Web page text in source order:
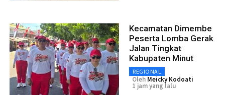
Kecamatan Dimembe
Peserta Lomba Gerak
Jalan Tingkat
Kabupaten Minut
REGIONAL
Oleh Meicky Kodoati
1 jam yang lalu